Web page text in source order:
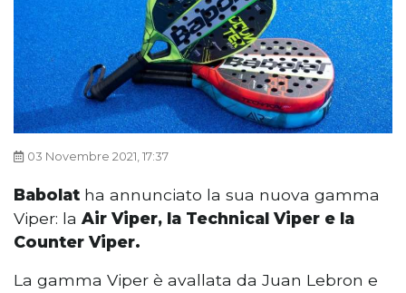
03 Novembre 2021, 17:37
Babolat ha annunciato la sua nuova gamma
Viper: la Air Viper, la Technical Viper e la
Counter Viper.
La gamma Viper è avallata da Juan Lebron e